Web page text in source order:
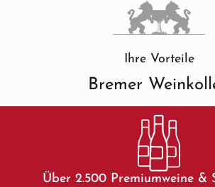
Ihre Vorteile
Bremer
Über 2.500 Premiumweine &